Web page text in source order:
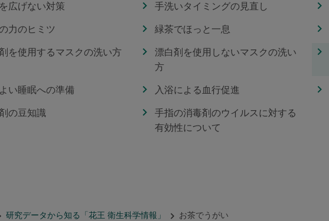
広げない対策 手洗いタイミングの見直し
力のヒミツ 緑茶でほっと一息
を使用するマスクの洗い方
漂白剤を使用しないマスクの洗い
方
い睡眠への準備 入浴による血行促進
の豆知識
手指の消毒剤のウイルスに対する
有効性について
研究データから知る「花王 衛生科学情報」 お茶でうがい